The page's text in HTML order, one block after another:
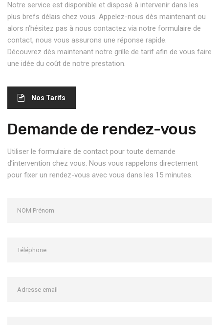
Notre service est disponible et disposé à intervenir dans les
plus brefs délais chez vous. Appelez-nous dès maintenant ou
alors n’hésitez pas à nous contactez via notre formulaire de
contact, nous vous assurons une réponse rapide.
Découvrez dès maintenant notre grille de tarif afin de vous faire
une idée du coût de notre prestation.
Nos Tarifs
Demande de rendez-vous
Utiliser le formulaire de contact pour toute demande
d’intervention chez vous. Nous vous rappelons directement
pour fixer un rendez-vous avec vous dans les 15 minutes.